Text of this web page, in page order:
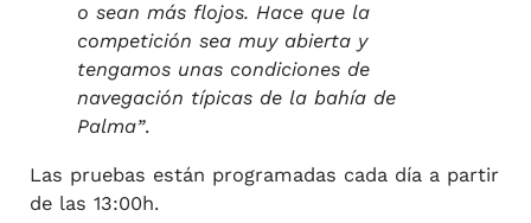
o sean más flojos. Hace que la
competición sea muy abierta y
tengamos unas condiciones de
navegación típicas de la bahía de
Palma”.
Las pruebas están programadas cada día a partir
de las 13:00h.